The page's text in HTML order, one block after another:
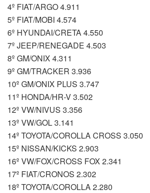
4º FIAT/ARGO 4.911
5º FIAT/MOBI 4.574
6º HYUNDAI/CRETA 4.550
7º JEEP/RENEGADE 4.503
8º GM/ONIX 4.311
9º GM/TRACKER 3.936
10º GM/ONIX PLUS 3.747
11º HONDA/HR-V 3.502
12º VW/NIVUS 3.356
13º VW/GOL 3.141
14º TOYOTA/COROLLA CROSS 3.050
15º NISSAN/KICKS 2.903
16º VW/FOX/CROSS FOX 2.341
17º FIAT/CRONOS 2.302
18º TOYOTA/COROLLA 2.280